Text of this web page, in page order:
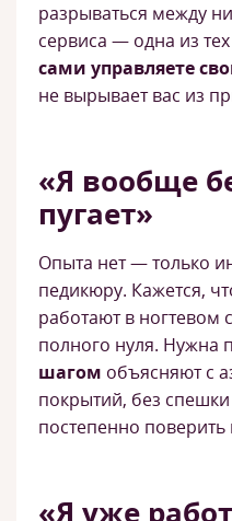
разрываться между
сервиса — одна из
сами управляете
не вырывает вас из
«Я вообще
пугает»
Опыта нет — только
педикюру. Кажется,
работают в ногтевом
полного нуля. Нужна
шагом объясняют с
покрытий, без
постепенно поверить
«Я уже